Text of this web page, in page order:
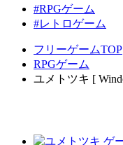
#RPGゲーム
#レトロゲーム
フリーゲームTOP
RPGゲーム
ユメトツキ [